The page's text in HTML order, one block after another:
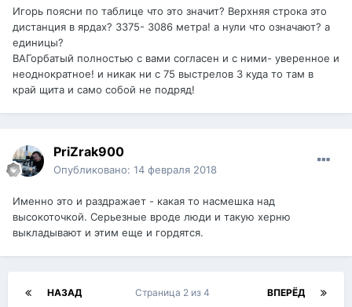
Игорь поясни по таблице что это значит? Верхняя строка это
дистанция в ярдах? 3375- 3086 метра! а нули что означают? а
единицы?
ВАГорбатый полностью с вами согласен и с ними- уверенное и
неоднократное! и никак ни с 75 выстрелов 3 куда то там в
край щита и само собой не подряд!
PriZrak900
Опубликовано: 14 февраля 2018
Именно это и раздражает - какая то насмешка над
высокоточкой. Серьезные вроде люди и такую херню
выкладывают и этим еще и гордятся.
НАЗАД ВПЕРЁД
Страница 2 из 4